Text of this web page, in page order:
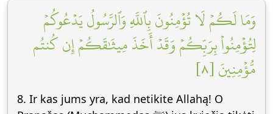
وَمَا لَكُمۡ لَا تُؤۡمِنُونَ بِٱللَّهِ وَٱلرَّسُولُ يَدۡعُوكُمۡ
لِتُؤۡمِنُواْ بِرَبِّكُمۡ وَقَدۡ أَخَذَ مِيثَٰقَكُمۡ إِن كُنتُم
مُّؤۡمِنِينَ [٨]
8. Ir kas jums yra, kad netikite Allahą! O